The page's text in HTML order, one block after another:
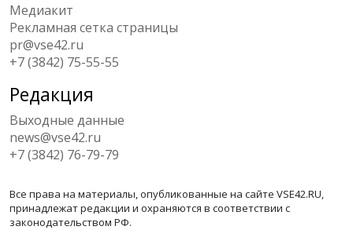
Медиакит
Рекламная сетка страницы
pr@vse42.ru
+7 (3842) 75-55-55
Редакция
Выходные данные
news@vse42.ru
+7 (3842) 76-79-79
Все права на материалы, опубликованные на сайте VSE42.RU,
принадлежат редакции и охраняются в соответствии с
законодательством РФ.